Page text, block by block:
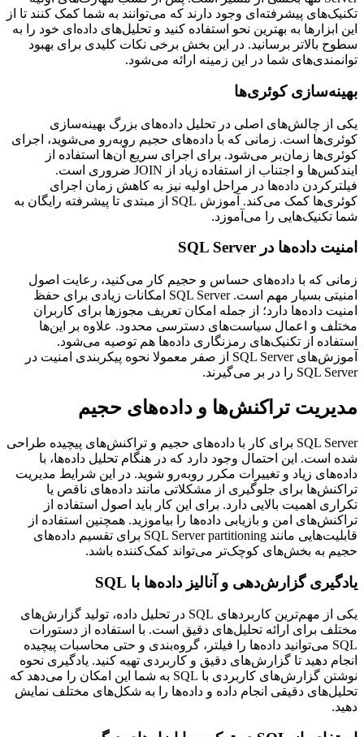
تکنیک‌های پیشرفته‌ای وجود دارند که می‌توانند به شما کمک کنند تا از
این ابزارها به بهترین نحو استفاده کنید و تحلیل‌های داده‌ای خود را به
سطوح بالاتر برسانید. در این بخش برخی نکات کلیدی برای بهبود
توانمندی‌های شما در این زمینه ارائه می‌شود.
بهینه‌سازی کوئری‌ها
یکی از چالش‌های اصلی در تحلیل داده‌های بزرگ بهینه‌سازی
کوئری‌ها است. زمانی که با داده‌های حجیم روبه‌رو می‌شوید، اجرای
کوئری‌ها زمان‌بر می‌شود. برای اجرای سریع آن‌ها استفاده از
ایندکس‌ها و اجتناب از استفاده زیاد از JOIN ضروری است.
فیلترکردن داده‌ها در مراحل اولیه نیز به کاهش زمان اجرای
کوئری‌ها کمک می‌کند. آموزش SQL از مبتدی تا پیشرفته رایگان به
شما تکنیک‌هایی را می‌آموزد.
امنیت داده‌ها در SQL Server
زمانی که با داده‌های حساس و حجیم کار می‌کنید، رعایت اصول
امنیتی بسیار مهم است. SQL Server امکانات زیادی برای حفظ
امنیت داده‌ها دارد؛ از جمله امکان تعریف مجوزها برای کاربران
مختلف و اعمال سیاست‌های دسترسی محدود. علاوه بر این‌ها
استفاده از تکنیک‌های رمزنگاری داده‌ها هم توصیه می‌شود.
آموزش‌های SQL Server از صفر معمولا نحوه پیکربندی امنیت در
SQL Server را در بر می‌گیرند.
مدیریت تراکنش‌ها و داده‌های حجیم
SQL Server برای کار با داده‌های حجیم و تراکنش‌های پیچیده طراحی
شده است. این احتمال وجود دارد که در هنگام تحلیل داده‌ها، با
داده‌های زیاد و تغییرات مکرر روبه‌رو شوید. در این شرایط مدیریت
تراکنش‌ها برای جلوگیری از مشکلاتی مانند داده‌های ناقص یا
تکراری اهمیت بالایی دارد. برای این کار باید اصول استفاده از
تراکنش‌های امن و بازیابی داده‌ها را بیاموزید. همچنین استفاده از
قابلیت‌هایی مانند SQL Server partitioning برای تقسیم داده‌های
حجیم به بخش‌های کوچک‌تر می‌تواند کمک‌کننده باشد.
یادگیری گزارش‌دهی و آنالیز داده‌ها با SQL
یکی از مهم‌ترین کاربردهای SQL در تحلیل داده، تولید گزارش‌های
مختلف برای ارائه تحلیل‌های دقیق است. با استفاده از دستورات
SQL می‌توانید داده‌ها را فیلتر، گروه‌بندی و حتی محاسبات پیچیده
انجام دهید تا گزارش‌های دقیق و کاربردی تهیه کنید. یادگیری نحوه
نوشتن گزارش‌های کاربردی با SQL به شما این امکان را می‌دهد که
تحلیل‌های دقیقی انجام داده و داده‌ها را به شکل‌های مختلف نمایش
دهید.